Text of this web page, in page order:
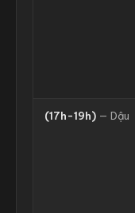
(17h-19h) — Dậu